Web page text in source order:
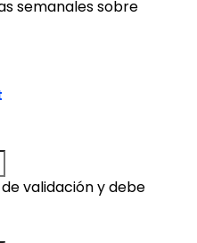
semanales sobre
validación y debe